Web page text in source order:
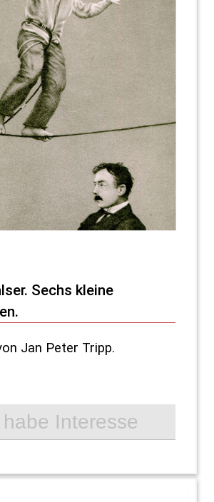
Sechs kleine
Jan Peter Tripp.